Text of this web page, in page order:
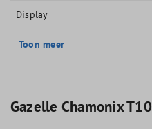
Display
Toon meer
Gazelle Chamonix T10